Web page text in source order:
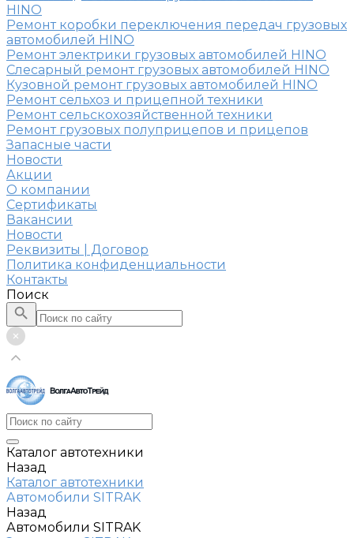
HINO
Ремонт коробки переключения передач грузовых
автомобилей HINO
Ремонт электрики грузовых автомобилей HINO
Слесарный ремонт грузовых автомобилей HINO
Кузовной ремонт грузовых автомобилей HINO
Ремонт сельхоз и прицепной техники
Ремонт сельскохозяйственной техники
Ремонт грузовых полуприцепов и прицепов
Запасные части
Новости
Акции
О компании
Сертификаты
Вакансии
Новости
Реквизиты | Договор
Политика конфиденциальности
Контакты
Поиск
Каталог автотехники
Назад
Каталог автотехники
Автомобили SITRAK
Назад
Автомобили SITRAK